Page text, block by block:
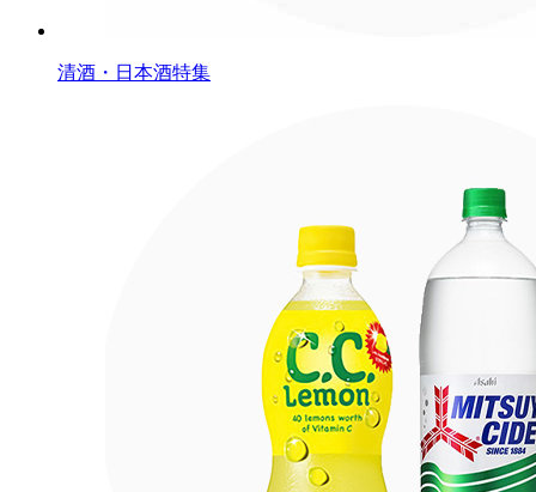
清酒・日本酒特集